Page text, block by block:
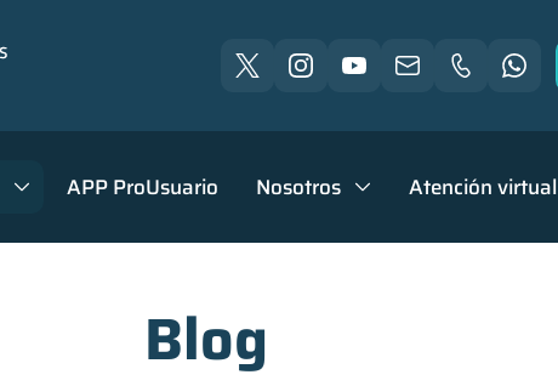
APP ProUsuario Nosotros Atención virtual
Blog